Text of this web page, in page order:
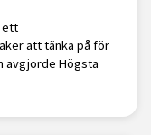
ett
att tänka på för
avgjorde Högsta